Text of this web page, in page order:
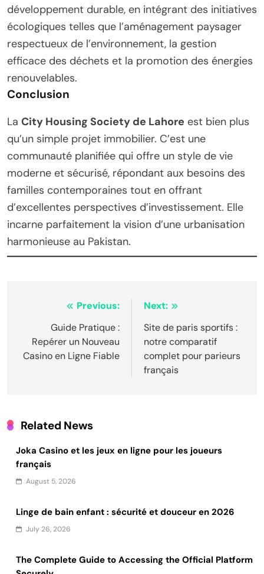
développement durable, en intégrant des initiatives
écologiques telles que l’aménagement paysager
respectueux de l’environnement, la gestion
efficace des déchets et la promotion des énergies
renouvelables.
Conclusion
La City Housing Society de Lahore est bien plus
qu’un simple projet immobilier. C’est une
communauté planifiée qui offre un style de vie
moderne et sécurisé, répondant aux besoins des
familles contemporaines tout en offrant
d’excellentes perspectives d’investissement. Elle
incarne parfaitement la vision d’une urbanisation
harmonieuse au Pakistan.
navigation
Previous:
Guide Pratique :
Repérer un Nouveau
Casino en Ligne Fiable
Next:
Site de paris sportifs :
notre comparatif
complet pour parieurs
français
Related News
Joka Casino et les jeux en ligne pour les joueurs
français
August 5, 2026
Linge de bain enfant : sécurité et douceur en 2026
July 26, 2026
The Complete Guide to Accessing the Official Platform